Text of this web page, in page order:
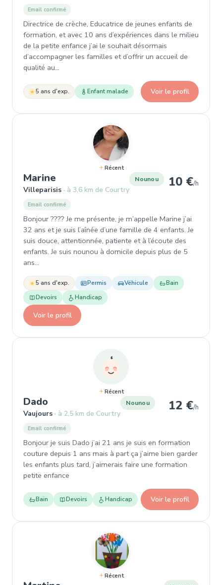
Email confirmé
Directrice de crèche, Educatrice de jeunes enfants de
formation, et avec 10 ans d’expériences dans le milieu
de la petite enfance j’ai le souhait désormais
d’accompagner les familles et d’offrir un accueil de
qualité au…
5 ans d'exp. Enfant malade Voir le profil
Récent
Marine , Nounou à Villeparisis
Villeparisis à 3,6 km de Courtry
Nounou 10 €/h
Email confirmé
Bonjour ???? Je me présente, je m’appelle Marine j’ai
32 ans et je suis l’aînée d’une famille de 4 enfants. Je
suis douce, attentionnée, patiente et à l’écoute des
enfants. Je suis nounou à domicile depuis plus de 5
ans…
5 ans d'exp. Permis Véhicule
Bain
Devoirs
Handicap
Voir le profil
Récent
Dado , Nounou à Vaujours
Vaujours à 2,5 km de Courtry
Nounou 12 €/h
Email confirmé
Bonjour je suis Dado j’ai 21 ans je suis en formation
couture depuis 1 ans mais à part ça j’aime bien garder
les enfants plus tard, j’aimerais faire une formation
petite enfance
Bain Devoirs Handicap Voir le profil
Récent